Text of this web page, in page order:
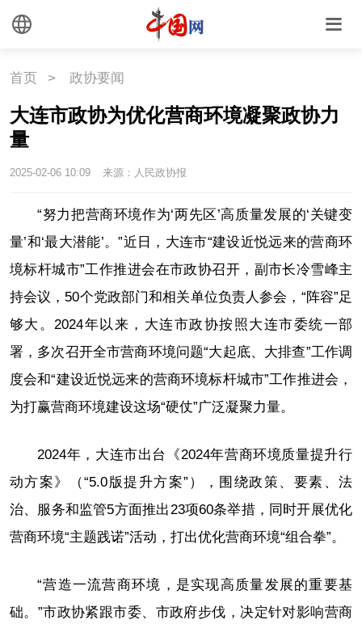
首页 > 政协要闻
大连市政协为优化营商环境凝聚政协力
量
2025-02-06 10:09 来源：人民政协报
“努力把营商环境作为‘两先区’高质量发展的‘关键变
量’和‘最大潜能’。”近日，大连市“建设近悦远来的营商环
境标杆城市”工作推进会在市政协召开，副市长冷雪峰主
持会议，50个党政部门和相关单位负责人参会，“阵容”足
够大。2024年以来，大连市政协按照大连市委统一部
署，多次召开全市营商环境问题“大起底、大排查”工作调
度会和“建设近悦远来的营商环境标杆城市”工作推进会，
为打赢营商环境建设这场“硬仗”广泛凝聚力量。
2024年，大连市出台《2024年营商环境质量提升行
动方案》（“5.0版提升方案”），围绕政策、要素、法
治、服务和监管5方面推出23项60条举措，同时开展优化
营商环境“主题践诺”活动，打出优化营商环境“组合拳”。
“营造一流营商环境，是实现高质量发展的重要基
础。”市政协紧跟市委、市政府步伐，决定针对影响营商